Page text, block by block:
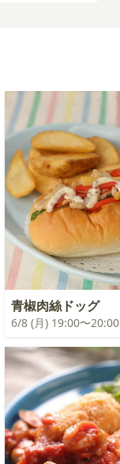
青椒肉絲ドッグ
6/8 (月) 19:00〜20:00